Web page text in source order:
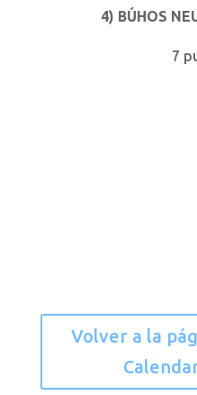
4) BÚHOS
7
Volver a la